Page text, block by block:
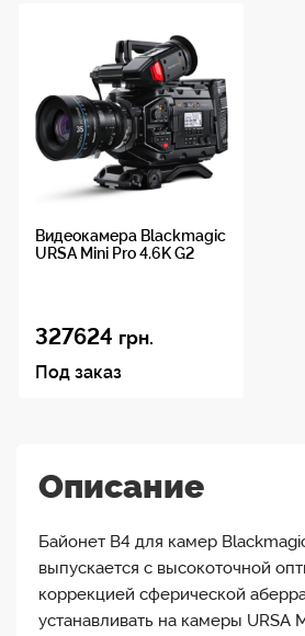
Видеокамера Blackmagic
URSA Mini Pro 4.6K G2
327624 грн.
Под заказ
Описание
Байонет B4 для камер
выпускается с высокоточной
коррекцией сферической
устанавливать на камеры URSA